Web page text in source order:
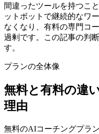
間違ったツールを持つこ
ットボットで継続的なワ
なくなり、有料の専門コ
過剰です。この記事の判
す。
プランの全体像
無料と有料の違
理由
無料のAIコーチングプラ